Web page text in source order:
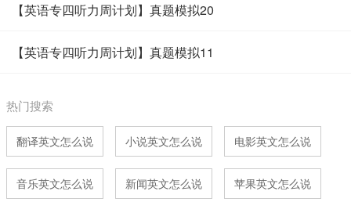
【英语专四听力周计划】真题模拟20
【英语专四听力周计划】真题模拟11
热门搜索
翻译英文怎么说 小说英文怎么说 电影英文怎么说
音乐英文怎么说 新闻英文怎么说 苹果英文怎么说